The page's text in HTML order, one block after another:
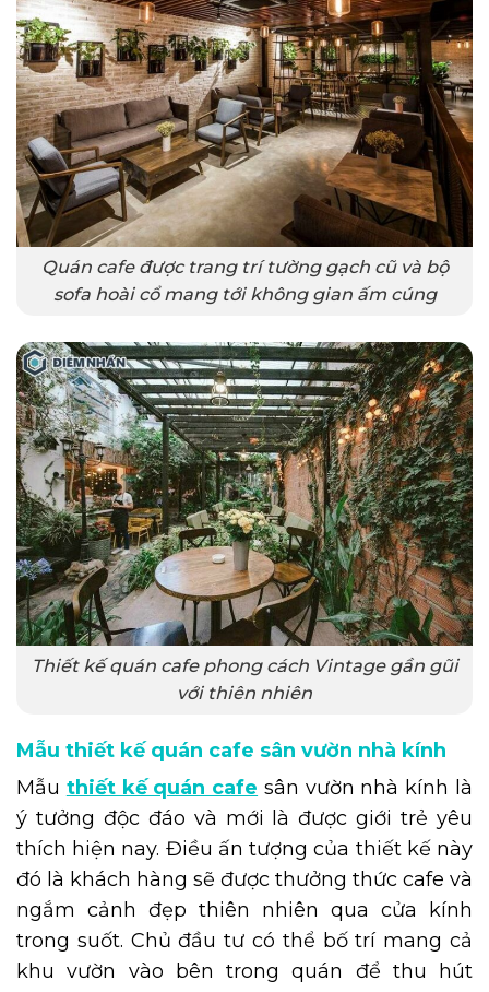
Quán cafe được trang trí tường gạch cũ và bộ
sofa hoài cổ mang tới không gian ấm cúng
Thiết kế quán cafe phong cách Vintage gần gũi
với thiên nhiên
Mẫu thiết kế quán cafe sân vườn nhà kính
Mẫu thiết kế quán cafe sân vườn nhà kính là
ý tưởng độc đáo và mới là được giới trẻ yêu
thích hiện nay. Điều ấn tượng của thiết kế này
đó là khách hàng sẽ được thưởng thức cafe và
ngắm cảnh đẹp thiên nhiên qua cửa kính
trong suốt. Chủ đầu tư có thể bố trí mang cả
khu vườn vào bên trong quán để thu hút